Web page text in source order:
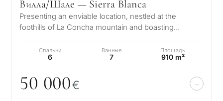
Вилла/Шале — Sierra Blanca
Presenting an enviable location, nestled at the
foothills of La Concha mountain and boasting
Спальни
6
Ванные
7
Площадь
910 m²
50 000€